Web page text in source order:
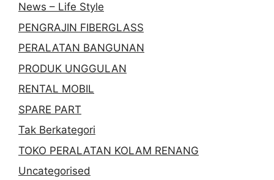
News – Life Style
PENGRAJIN FIBERGLASS
PERALATAN BANGUNAN
PRODUK UNGGULAN
RENTAL MOBIL
SPARE PART
Tak Berkategori
TOKO PERALATAN KOLAM RENANG
Uncategorised